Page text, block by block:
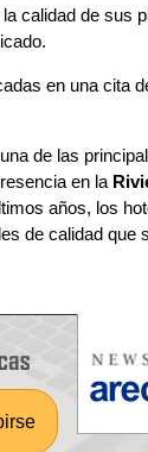
calidad de sus
en una cita
de las
en la
años, los
de calidad que